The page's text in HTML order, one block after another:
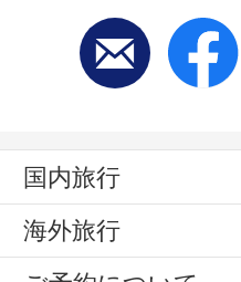
国内旅行
海外旅行